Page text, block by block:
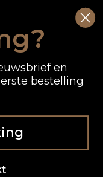
en
bestelling